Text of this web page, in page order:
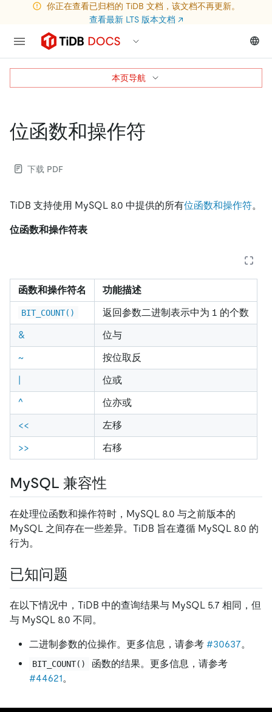
你正在查看已归档的 TiDB 文档，该文档不再更新。
查看最新 LTS 版本文档 ↗
位函数和操作符
下载 PDF
TiDB 支持使用 MySQL 8.0 中提供的所有位函数和操作符。
位函数和操作符表
函数和操作符名 功能描述
BIT_COUNT()
返回参数二进制表示中为 1 的个数
&
位与
~
按位取反
|
位或
^
位亦或
<<
左移
>>
右移
MySQL 兼容性
在处理位函数和操作符时，MySQL 8.0 与之前版本的
MySQL 之间存在一些差异。TiDB 旨在遵循 MySQL 8.0 的
行为。
已知问题
在以下情况中，TiDB 中的查询结果与 MySQL 5.7 相同，但
与 MySQL 8.0 不同。
二进制参数的位操作。更多信息，请参考 #30637。
BIT_COUNT()
函数的结果。更多信息，请参考
#44621。
本页导航